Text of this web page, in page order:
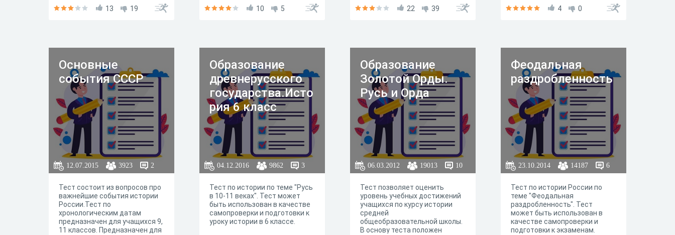
знаете об этом царе и его
13 19
период с IX по XV вв.
10 5
22
39
изучения всех разделов темы.
4 0
Основные
события СССР
12.07.2015 3923 2
Тест состоит из вопросов про
важнейшие события истории
России.Тест по
хронологическим датам
предназначен для учащихся 9,
11 классов. Предназначен для
Образование
древнерусского
государства.Исто
рия 6 класс
04.12.2016 9862 3
Тест по истории по теме "Русь
в 10-11 веках". Тест может
быть использован в качестве
самопроверки и подготовки к
уроку истории в 6 классе.
Образование
Золотой Орды.
Русь и Орда
06.03.2012 19013 10
Тест позволяет оценить
уровень учебных достижений
учащихся по курсу истории
средней
общеобразовательной школы.
В основу теста положен
Феодальная
раздробленность
23.10.2014 14187 6
Тест по истории России по
теме "Феодальная
раздробленность". Тест
может быть использован в
качестве самопроверки и
подготовки к экзаменам.